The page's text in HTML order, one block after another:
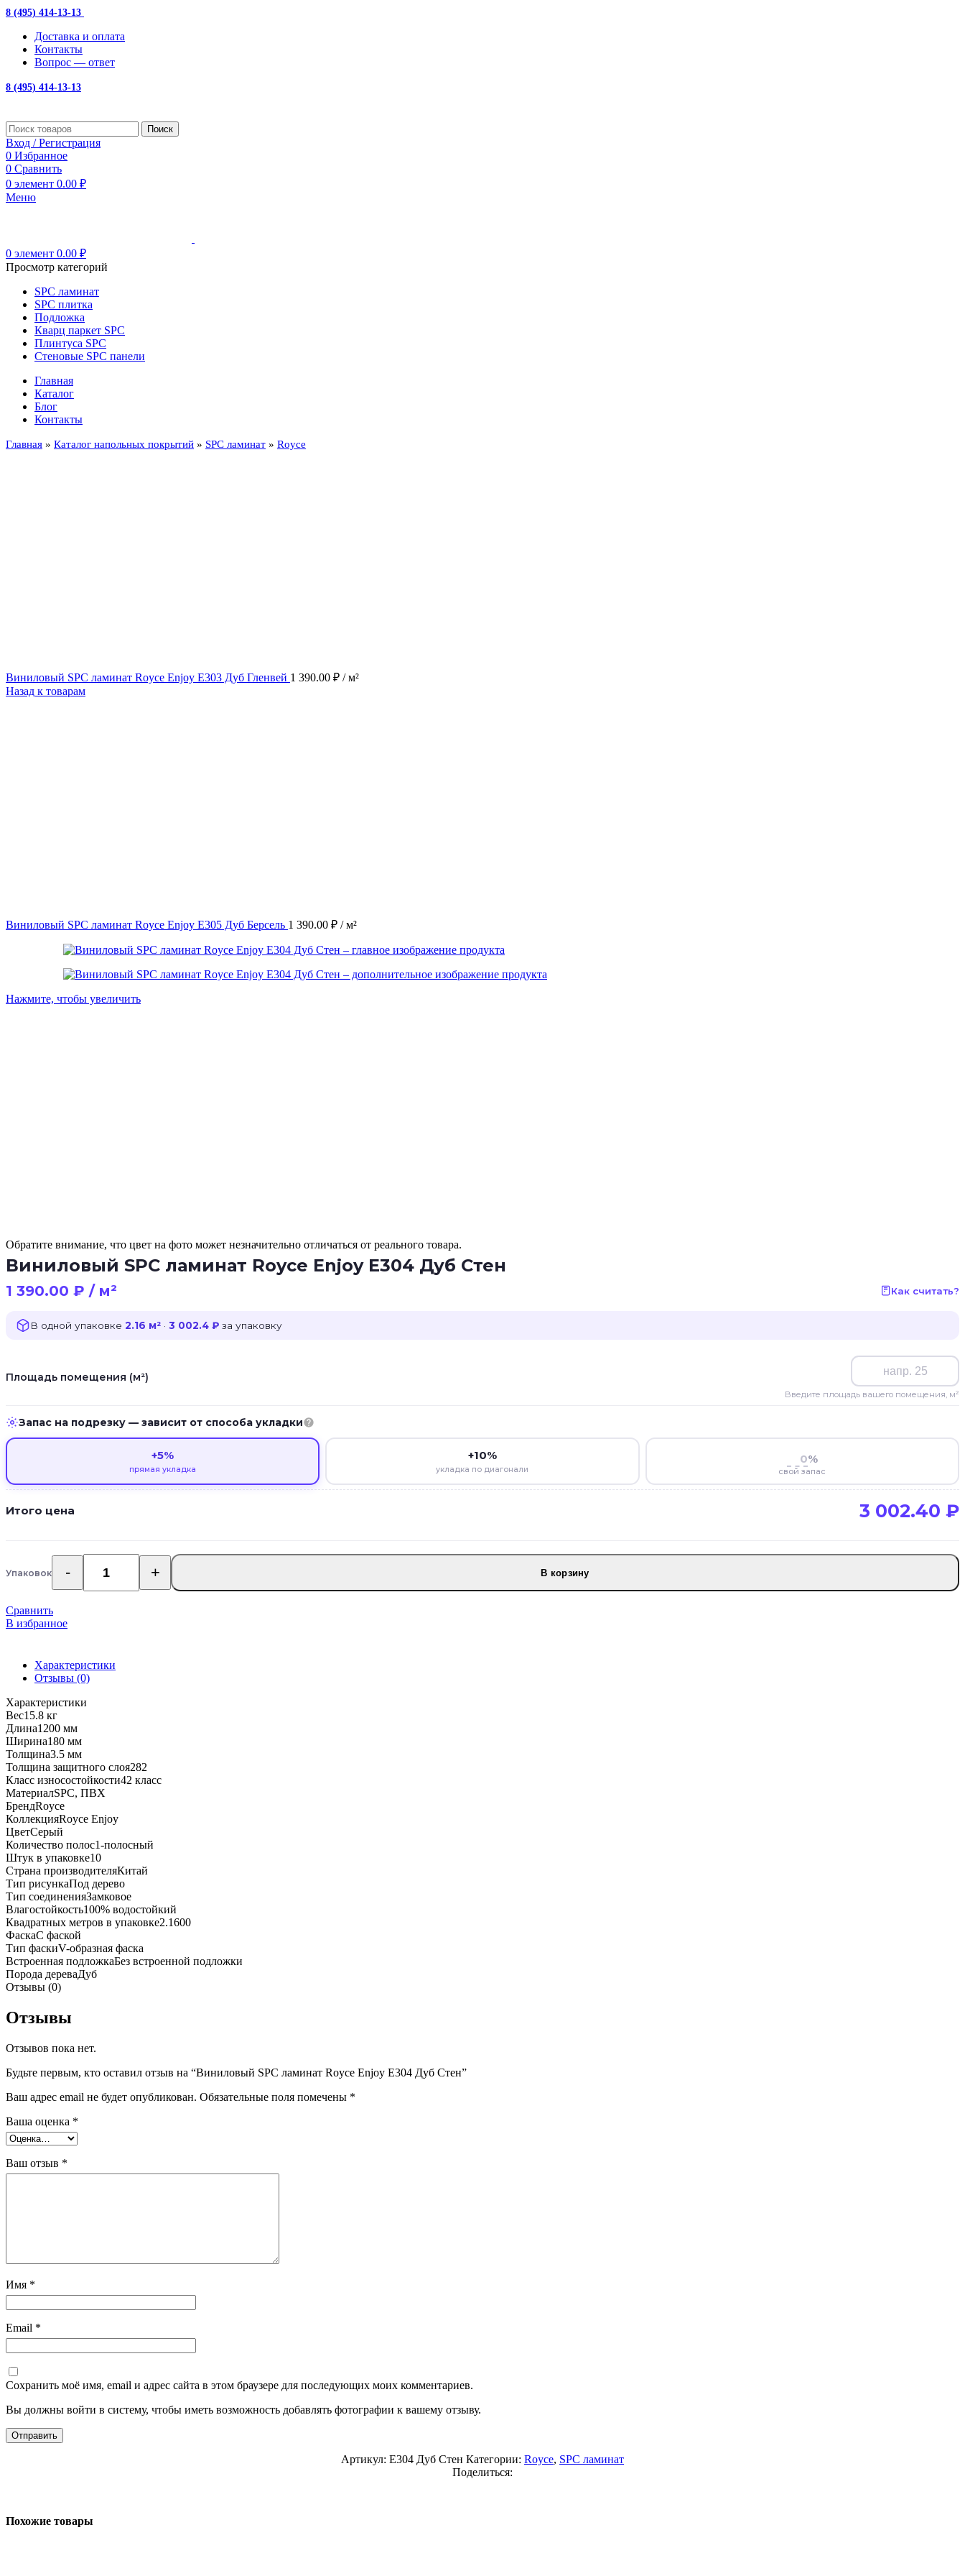
8 (495) 414-13-13
Доставка и оплата
Контакты
Вопрос — ответ
8 (495) 414-13-13
Поиск
Вход / Регистрация
0 Избранное
0 Сравнить
0 элемент 0.00 ₽
Меню
0 элемент 0.00 ₽
Просмотр категорий
SPC ламинат
SPC плитка
Подложка
Кварц паркет SPC
Плинтуса SPC
Стеновые SPC панели
Главная
Каталог
Блог
Контакты
Главная » Каталог напольных покрытий » SPC ламинат » Royce
Виниловый SPC ламинат Royce Enjoy Е303 Дуб Гленвей 1 390.00 ₽ / м²
Назад к товарам
Виниловый SPC ламинат Royce Enjoy Е305 Дуб Берсель 1 390.00 ₽ / м²
Нажмите, чтобы увеличить
Обратите внимание, что цвет на фото может незначительно отличаться от реального товара.
Виниловый SPC ламинат Royce Enjoy Е304 Дуб Стен
1 390.00 ₽ / м² Как считать?
В одной упаковке 2.16 м² · 3 002.4 ₽ за упаковку
Площадь помещения (м²)
Введите площадь вашего помещения, м²
Запас на подрезку — зависит от способа укладки
+5%
прямая укладка
+10%
укладка по диагонали
%
свой запас
Итого цена 3 002.40 ₽
УпаковокКоличество
товара
SPC
ламинат
Enjoy
Е304
Дуб
Стен
В корзину
Сравнить
В избранное
Характеристики
Отзывы (0)
Характеристики
Вес15.8 кг
Длина1200 мм
Ширина180 мм
Толщина3.5 мм
Толщина защитного слоя282
Класс износостойкости42 класс
МатериалSPC, ПВХ
БрендRoyce
КоллекцияRoyce Enjoy
ЦветСерый
Количество полос1-полосный
Штук в упаковке10
Страна производителяКитай
Тип рисункаПод дерево
Тип соединенияЗамковое
Влагостойкость100% водостойкий
Квадратных метров в упаковке2.1600
ФаскаС фаской
Тип фаскиV-образная фаска
Встроенная подложкаБез встроенной подложки
Порода дереваДуб
Отзывы (0)
Отзывы
Отзывов пока нет.
Будьте первым, кто оставил отзыв на “Виниловый SPC ламинат Royce Enjoy Е304 Дуб Стен”
Ваш адрес email не будет опубликован. Обязательные поля помечены *
Ваша оценка *
Ваш отзыв *
Имя *
Email *
Сохранить моё имя, email и адрес сайта в этом браузере для последующих моих комментариев.
Вы должны войти в систему, чтобы иметь возможность добавлять фотографии к вашему отзыву.
Артикул: Е304 Дуб Стен Категории: Royce, SPC ламинат
Поделиться:
Похожие товары